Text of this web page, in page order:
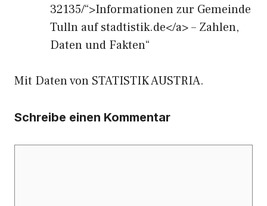
32135/“>Informationen zur Gemeinde
Tulln auf stadtistik.de</a> – Zahlen,
Daten und Fakten“
Mit Daten von STATISTIK AUSTRIA.
Schreibe einen Kommentar